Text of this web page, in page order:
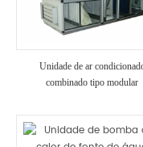
Unidade de ar
combinado tipo modular